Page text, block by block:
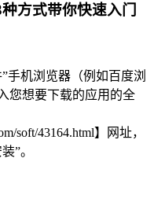
方式带你快速入门
手机浏览器（例如百度浏
您想要下载的应用的全
soft/43164.html】网址，
”。